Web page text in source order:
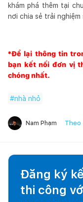
khám phá thêm tại
nơi chia sẻ trải
*Để lại thông tin
bạn kết nối đơn vị
chóng nhất.
#nhà nhỏ
Nam Phạm Theo
Đăng ký
thi công